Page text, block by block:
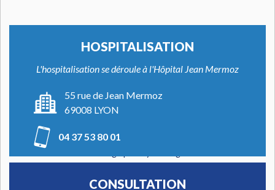
Charger le contenu externe fourni par
Oui (cette fois-ci)
HOSPITALISATION
L'hospitalisation se déroule à l'Hôpital Jean Mermoz
55 rue de Jean Mermoz
69008 LYON
04 37 53 80 01
CONSULTATION